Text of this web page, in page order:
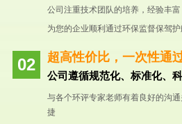
公司注重技术团队的培养，经验丰
为您的企业顺利通过环保监督保驾
超高性价比，一次性通
公司遵循规范化、标准化、
与各个环评专家老师有着良好的沟
捷